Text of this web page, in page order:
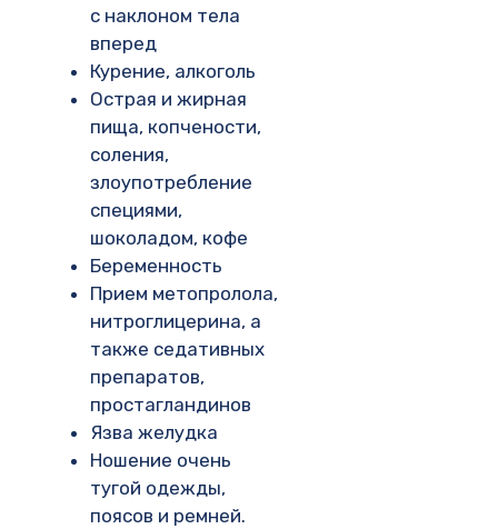
с наклоном тела
вперед
Курение, алкоголь
Острая и жирная
пища, копчености,
соления,
злоупотребление
специями,
шоколадом, кофе
Беременность
Прием метопролола,
нитроглицерина, а
также седативных
препаратов,
простагландинов
Язва желудка
Ношение очень
тугой одежды,
поясов и ремней.